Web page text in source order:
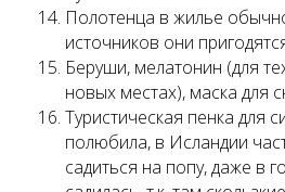
Полотенца в жилье
источников они
Беруши, мелатонин (для
новых местах), маска для
Туристическая пенка для
полюбила, в Исландии
садиться на попу, даже в